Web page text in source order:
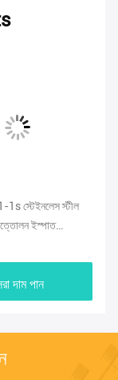
স্টেইনলেস স্টীল
ইস্পাত
দাম পান